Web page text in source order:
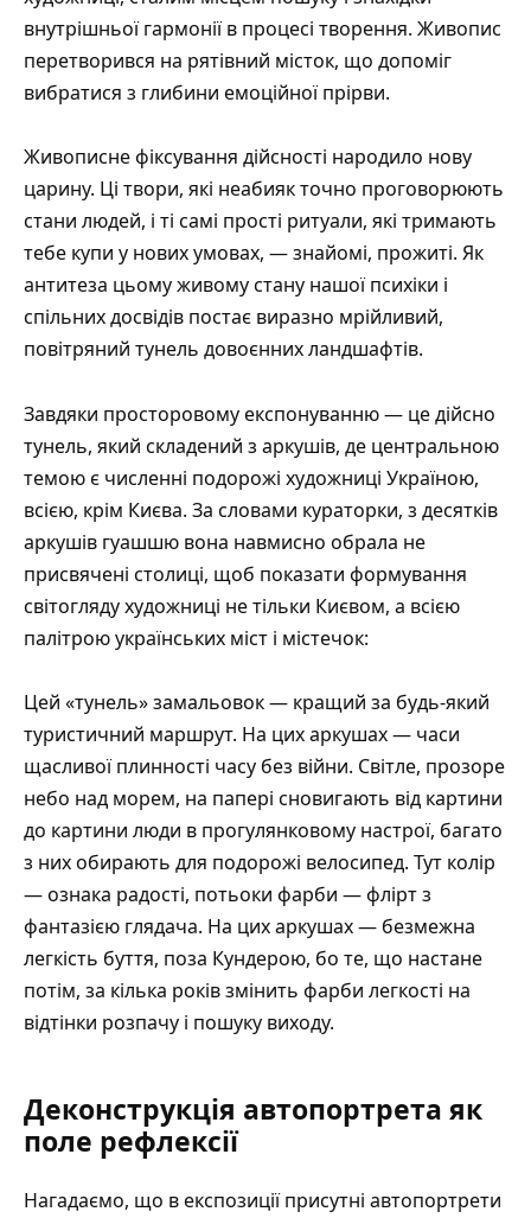
внутрішньої гармонії в процесі творення. Живопис
перетворився на рятівний місток, що допоміг
вибратися з глибини емоційної прірви.
Живописне фіксування дійсності народило нову
царину. Ці твори, які неабияк точно проговорюють
стани людей, і ті самі прості ритуали, які тримають
тебе купи у нових умовах, — знайомі, прожиті. Як
антитеза цьому живому стану нашої психіки і
спільних досвідів постає виразно мрійливий,
повітряний тунель довоєнних ландшафтів.
Завдяки просторовому експонуванню — це дійсно
тунель, який складений з аркушів, де центральною
темою є численні подорожі художниці Україною,
всією, крім Києва. За словами кураторки, з десятків
аркушів гуашшю вона навмисно обрала не
присвячені столиці, щоб показати формування
світогляду художниці не тільки Києвом, а всією
палітрою українських міст і містечок:
Цей «тунель» замальовок — кращий за будь-який
туристичний маршрут. На цих аркушах — часи
щасливої плинності часу без війни. Світле, прозоре
небо над морем, на папері сновигають від картини
до картини люди в прогулянковому настрої, багато
з них обирають для подорожі велосипед. Тут колір
— ознака радості, потьоки фарби — флірт з
фантазією глядача. На цих аркушах — безмежна
легкість буття, поза Кундерою, бо те, що настане
потім, за кілька років змінить фарби легкості на
відтінки розпачу і пошуку виходу.
Деконструкція автопортрета як
поле рефлексії
Нагадаємо, що в експозиції присутні автопортрети